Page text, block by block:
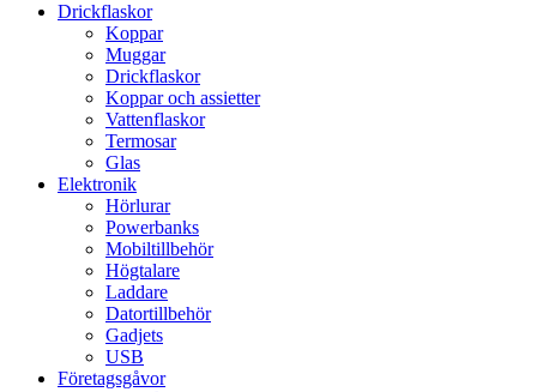
Drickflaskor
Koppar
Muggar
Drickflaskor
Koppar och assietter
Vattenflaskor
Termosar
Glas
Elektronik
Hörlurar
Powerbanks
Mobiltillbehör
Högtalare
Laddare
Datortillbehör
Gadjets
USB
Företagsgåvor